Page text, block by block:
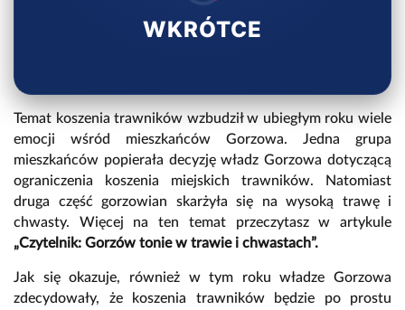
WKRÓTCE
Temat koszenia trawników wzbudził w ubiegłym roku wiele
emocji wśród mieszkańców Gorzowa. Jedna grupa
mieszkańców popierała decyzję władz Gorzowa dotyczącą
ograniczenia koszenia miejskich trawników. Natomiast
druga część gorzowian skarżyła się na wysoką trawę i
chwasty. Więcej na ten temat przeczytasz w artykule
„Czytelnik: Gorzów tonie w trawie i chwastach”.
Jak się okazuje, również w tym roku władze Gorzowa
zdecydowały, że koszenia trawników będzie po prostu